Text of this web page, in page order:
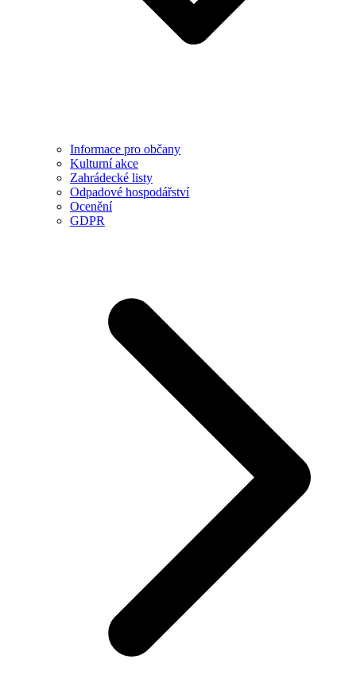
Informace pro občany
Kulturní akce
Zahrádecké listy
Odpadové hospodářství
Ocenění
GDPR